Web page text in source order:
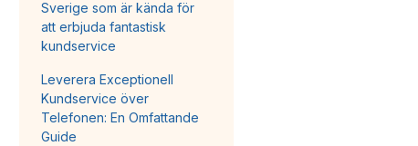
Sverige som är kända för
att erbjuda fantastisk
kundservice
Leverera Exceptionell
Kundservice över
Telefonen: En Omfattande
Guide